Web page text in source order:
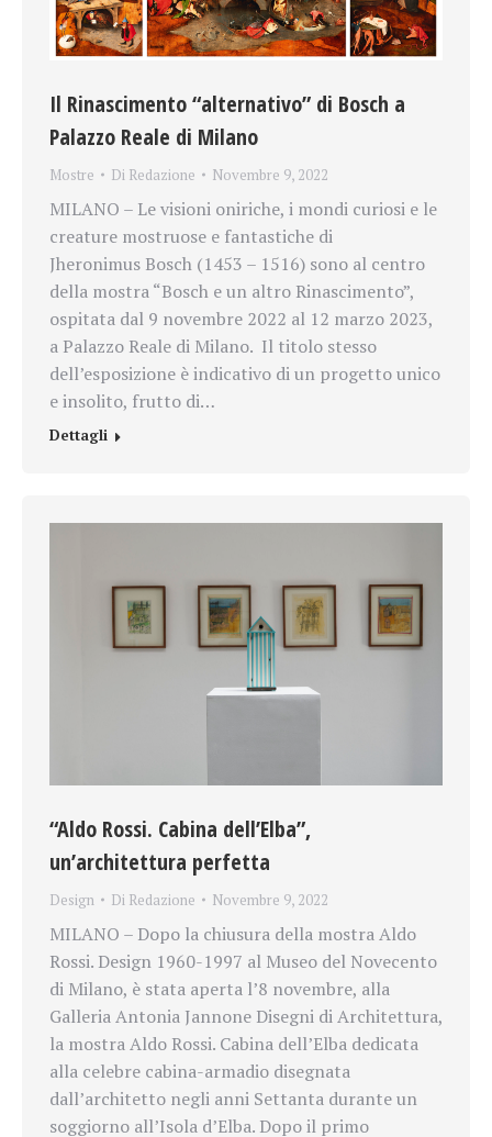
Il Rinascimento “alternativo” di Bosch a
Palazzo Reale di Milano
Mostre Di Redazione Novembre 9, 2022
MILANO – Le visioni oniriche, i mondi curiosi e le
creature mostruose e fantastiche di
Jheronimus Bosch (1453 – 1516) sono al centro
della mostra “Bosch e un altro Rinascimento”,
ospitata dal 9 novembre 2022 al 12 marzo 2023,
a Palazzo Reale di Milano. Il titolo stesso
dell’esposizione è indicativo di un progetto unico
e insolito, frutto di…
Dettagli
“Aldo Rossi. Cabina dell’Elba”,
un’architettura perfetta
Design Di Redazione Novembre 9, 2022
MILANO – Dopo la chiusura della mostra Aldo
Rossi. Design 1960-1997 al Museo del Novecento
di Milano, è stata aperta l’8 novembre, alla
Galleria Antonia Jannone Disegni di Architettura,
la mostra Aldo Rossi. Cabina dell’Elba dedicata
alla celebre cabina-armadio disegnata
dall’architetto negli anni Settanta durante un
soggiorno all’Isola d’Elba. Dopo il primo